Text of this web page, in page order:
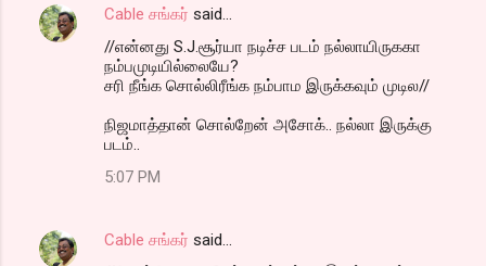
Cable சங்கர் said…
//என்னது S.J.சூர்யா நடிச்ச படம் நல்லாயிருககா
நம்பமுடியில்லையே?
சரி நீங்க சொல்லிரீங்க நம்பாம இருக்கவும் முடில//
நிஜமாத்தான் சொல்றேன் அசோக்.. நல்லா இருக்கு
படம்..
5:07 PM
Cable சங்கர் said…